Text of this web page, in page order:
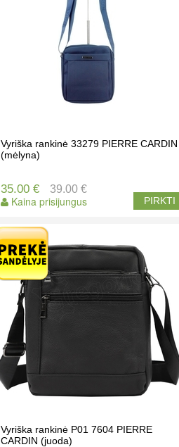
Vyriška rankinė 33279 PIERRE CARDIN
(mėlyna)
35.00 €
Kaina prisijungus
39.00 €
PIRKTI
Vyriška rankinė P01 7604 PIERRE
CARDIN (juoda)